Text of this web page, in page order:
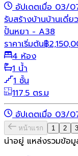
อัปเดตเมื่อ 03/
รับสร้างบ้านบ้านเดี่ยว
ปั้นหยา - A38
ราคาเริ่มต้น฿
4 ห้อง
1 น้ำ
1 ชั้น
117.5 ตร.ม
อัปเดตเมื่อ 03/
หน้าแรก 1 2 3
น่าอยู่ แหล่งรวมข้อมู